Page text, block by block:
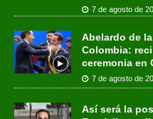
7 de agosto de
Abelardo de
Colombia:
ceremonia en
7 de agosto de
Así será la